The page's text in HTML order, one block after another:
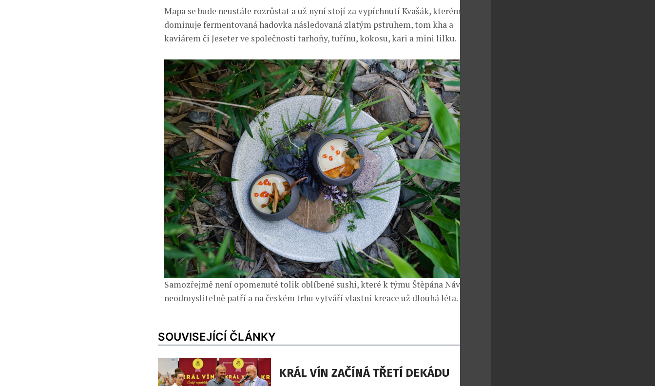
Mapa se bude neustále rozrůstat a už nyní stojí za vypíchnutí Kvašák, kterému
dominuje fermentovaná hadovka následovaná zlatým pstruhem, tom kha a
kaviárem či Jeseter ve společnosti tarhoňy, tuřínu, kokosu, kari a mini lilku.
Samozřejmě není opomenuté tolik oblíbené sushi, které k týmu Štěpána Návrata
neodmyslitelně patří a na českém trhu vytváří vlastní kreace už dlouhá léta.
SOUVISEJÍCÍ ČLÁNKY
KRÁL VÍN ZAČÍNÁ TŘETÍ DEKÁDU